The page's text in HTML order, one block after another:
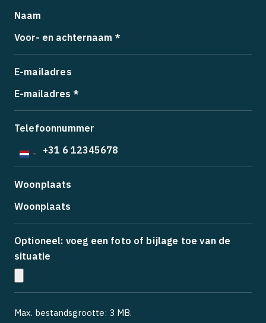
Naam
E-mailadres
Telefoonnummer
Netherlands
Woonplaats
Optioneel: voeg een foto of bijlage toe van de
situatie
Max. bestandsgrootte: 3 MB.